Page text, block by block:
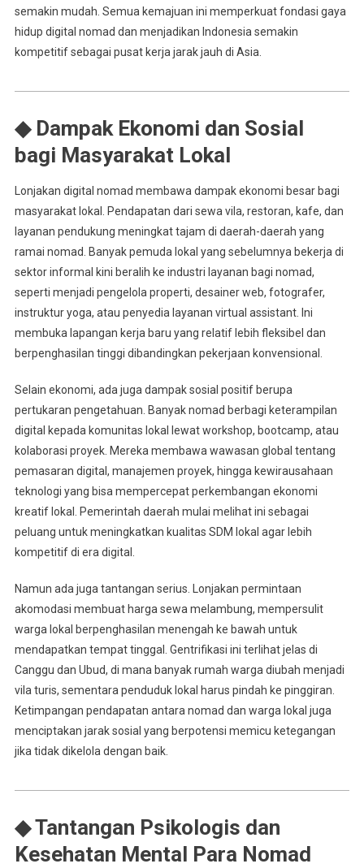
semakin mudah. Semua kemajuan ini memperkuat fondasi gaya
hidup digital nomad dan menjadikan Indonesia semakin
kompetitif sebagai pusat kerja jarak jauh di Asia.
◆ Dampak Ekonomi dan Sosial
bagi Masyarakat Lokal
Lonjakan digital nomad membawa dampak ekonomi besar bagi
masyarakat lokal. Pendapatan dari sewa vila, restoran, kafe, dan
layanan pendukung meningkat tajam di daerah-daerah yang
ramai nomad. Banyak pemuda lokal yang sebelumnya bekerja di
sektor informal kini beralih ke industri layanan bagi nomad,
seperti menjadi pengelola properti, desainer web, fotografer,
instruktur yoga, atau penyedia layanan virtual assistant. Ini
membuka lapangan kerja baru yang relatif lebih fleksibel dan
berpenghasilan tinggi dibandingkan pekerjaan konvensional.
Selain ekonomi, ada juga dampak sosial positif berupa
pertukaran pengetahuan. Banyak nomad berbagi keterampilan
digital kepada komunitas lokal lewat workshop, bootcamp, atau
kolaborasi proyek. Mereka membawa wawasan global tentang
pemasaran digital, manajemen proyek, hingga kewirausahaan
teknologi yang bisa mempercepat perkembangan ekonomi
kreatif lokal. Pemerintah daerah mulai melihat ini sebagai
peluang untuk meningkatkan kualitas SDM lokal agar lebih
kompetitif di era digital.
Namun ada juga tantangan serius. Lonjakan permintaan
akomodasi membuat harga sewa melambung, mempersulit
warga lokal berpenghasilan menengah ke bawah untuk
mendapatkan tempat tinggal. Gentrifikasi ini terlihat jelas di
Canggu dan Ubud, di mana banyak rumah warga diubah menjadi
vila turis, sementara penduduk lokal harus pindah ke pinggiran.
Ketimpangan pendapatan antara nomad dan warga lokal juga
menciptakan jarak sosial yang berpotensi memicu ketegangan
jika tidak dikelola dengan baik.
◆ Tantangan Psikologis dan
Kesehatan Mental Para Nomad